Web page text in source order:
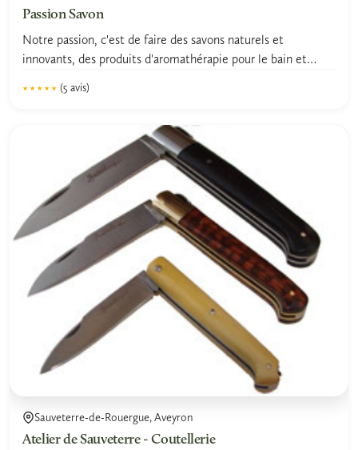
Passion Savon
Notre passion, c'est de faire des savons naturels et
innovants, des produits d'aromathérapie pour le bain et
★★★★★
★★★★★ (5 avis)
Sauveterre-de-Rouergue, Aveyron
Atelier de Sauveterre - Coutellerie